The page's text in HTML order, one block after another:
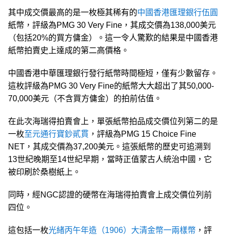
其中成交價最高的是一枚極其稀有的中國香港匯理銀行伍圓
紙幣，評級為PMG 30 Very Fine，其成交價為138,000美元
（包括20%的買方傭金）。這一令人驚歎的結果是中國香港
紙幣拍賣史上達成的第二高價格。
中國香港中華匯理銀行發行紙幣時間極短，僅有少數留存。
這枚評級為PMG 30 Very Fine的紙幣大大超出了其50,000-
70,000美元（不含買方傭金）的拍前估值。
在此次海瑞得拍賣會上，單張紙幣拍品成交價位列第二的是
一枚至元通行寶鈔貳貫 ，評級為PMG 15 Choice Fine
NET，其成交價為37,200美元。這張紙幣的歷史可追溯到
13世紀晚期至14世紀早期，當時正值蒙古人統治中國，它
被印刷於桑樹紙上。
同時，經NGC認證的硬幣在海瑞得拍賣會上成交價位列前
四位。
這包括一枚光緒丙午年造（1906）大清金幣一兩樣幣 ，評